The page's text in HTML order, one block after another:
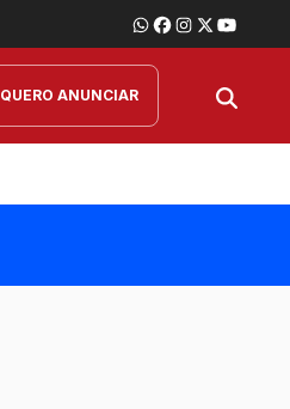
QUERO ANUNCIAR